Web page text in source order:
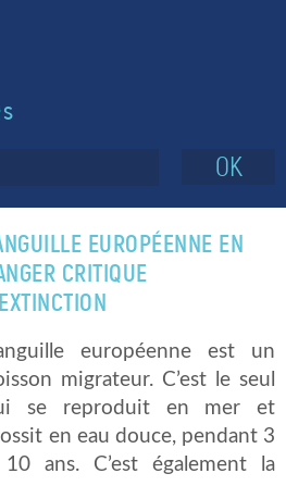
OK
EUROPÉENNE EN
CRITIQUE
européenne est un
migrateur. C’est le seul
se reproduit en mer et
en eau douce, pendant 3
ans. C’est également la